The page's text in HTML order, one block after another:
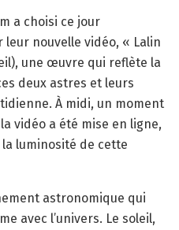
a choisi ce jour
nouvelle vidéo, « Lalin
une œuvre qui reflète la
deux astres et leurs
À midi, un moment
vidéo a été mise en ligne,
luminosité de cette
astronomique qui
avec l’univers. Le soleil,